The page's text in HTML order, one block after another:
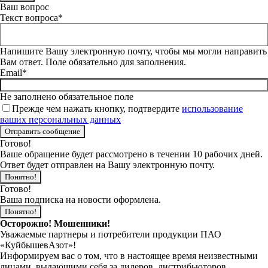
Ваш вопрос
Текст вопроса*
Напишите Вашу электронную почту, чтобы мы могли направить
Вам ответ. Поле обязательно для заполнения.
Email*
Не заполнено обязательное поле
Прежде чем нажать кнопку, подтвердите использование
ваших персональных данных
Готово!
Ваше обращение будет рассмотрено в течении 10 рабочих дней.
Ответ будет отправлен на Вашу электронную почту.
Понятно!
Готово!
Ваша подписка на новости оформлена.
Понятно!
Осторожно! Мошенники!
Уважаемые партнеры и потребители продукции ПАО
«КуйбышевАзот»!
Информируем вас о том, что в настоящее время неизвестными